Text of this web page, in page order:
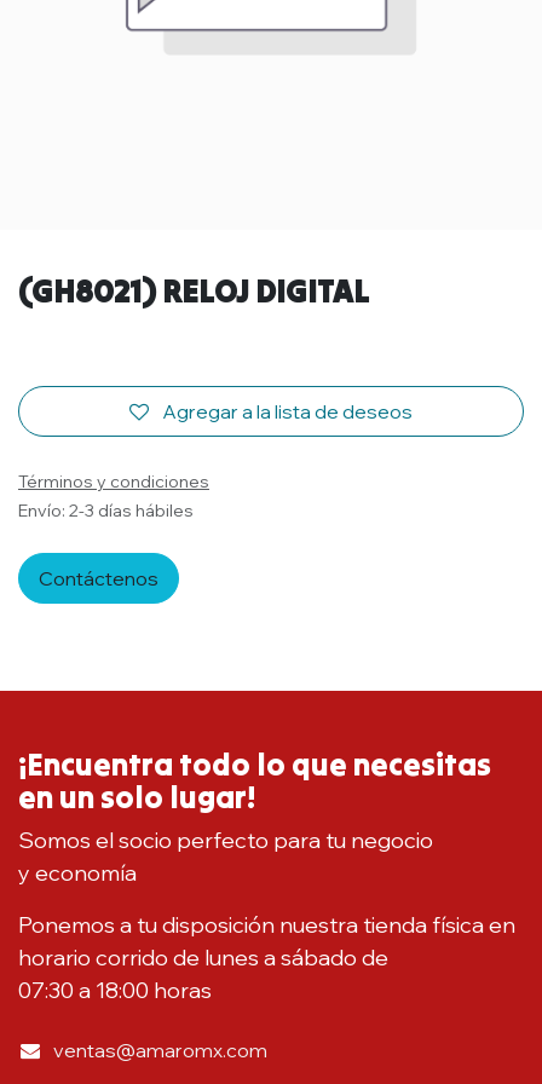
(GH8021) RELOJ DIGITAL
Agregar a la lista de deseos
Términos y condiciones
Envío: 2-3 días hábiles
Contáctenos
¡Encuentra todo lo que necesitas
en un solo lugar!
Somos el socio perfecto para tu negocio
y economía
Ponemos a tu disposición nuestra tienda física en
horario corrido de lunes a sábado de
07:30 a 18:00 horas
ventas@amaromx.com